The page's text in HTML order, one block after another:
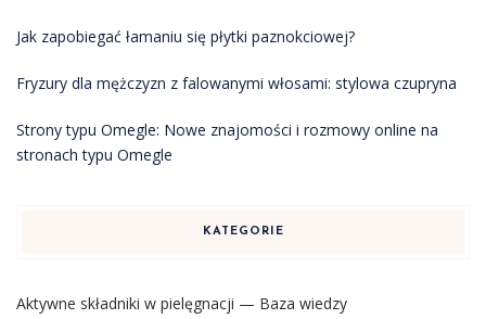
Jak zapobiegać łamaniu się płytki paznokciowej?
Fryzury dla mężczyzn z falowanymi włosami: stylowa czupryna
Strony typu Omegle: Nowe znajomości i rozmowy online na
stronach typu Omegle
KATEGORIE
Aktywne składniki w pielęgnacji — Baza wiedzy